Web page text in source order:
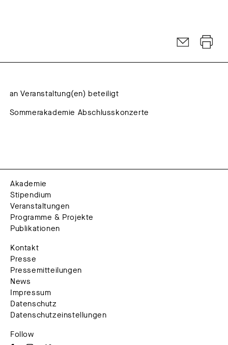
an Veranstaltung(en) beteiligt
Sommerakademie Abschlusskonzerte
Akademie
Stipendium
Veranstaltungen
Programme & Projekte
Publikationen
Kontakt
Presse
Pressemitteilungen
News
Impressum
Datenschutz
Datenschutzeinstellungen
Follow